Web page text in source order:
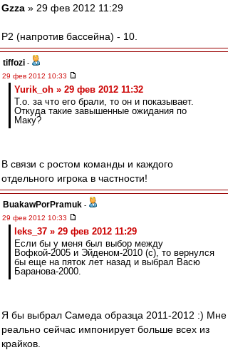
Gzza » 29 фев 2012 11:29
P2 (напротив бассейна) - 10.
tiffozi -
29 фев 2012 10:33
Yurik_oh » 29 фев 2012 11:32
Т.о. за что его брали, то он и показывает.
Откуда такие завышенные ожидания по
Маку?
В связи с ростом команды и каждого
отдельного игрока в частности!
BuakawPorPramuk -
29 фев 2012 10:33
leks_37 » 29 фев 2012 11:29
Если бы у меня был выбор между
Вофкой-2005 и Эйденом-2010 (с), то вернулся
бы еще на пяток лет назад и выбрал Васю
Баранова-2000.
Я бы выбрал Самеда образца 2011-2012 :) Мне
реально сейчас импонирует больше всех из
крайков.